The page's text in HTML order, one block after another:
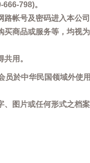
798)。
帐号及密码进入本公
商品或服务等，均视
用。
於中华民国领域外使
图片或任何形式之档案